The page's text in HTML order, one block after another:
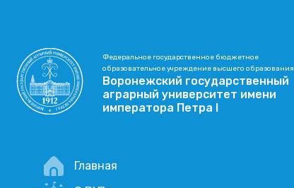
Федеральное государственное бюджетное
образовательное учреждение высшего образования
Воронежский государственный
аграрный университет имени
императора Петра I
Главная